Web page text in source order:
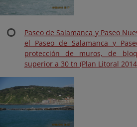
Paseo de Salamanca y Paseo
el Paseo de Salamanca y
protección de muros, de
superior a 30 tn (Plan Litoral